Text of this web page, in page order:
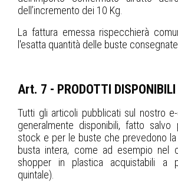
dell’incremento dei 10 Kg.
La fattura emessa rispecchierà
l'esatta quantità delle buste
Art. 7 - PRODOTTI DISPONIBILI
Tutti gli articoli pubblicati sul nostro
generalmente disponibili, fatto
stock e per le buste che prevedono
busta intera, come ad esempio nel
shopper in plastica acquistabili a
quintale).